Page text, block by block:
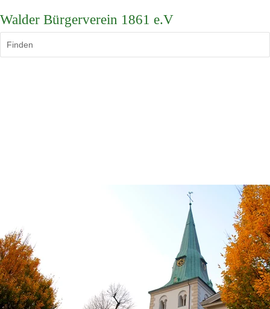
Walder Bürgerverein 1861 e.V
Finden